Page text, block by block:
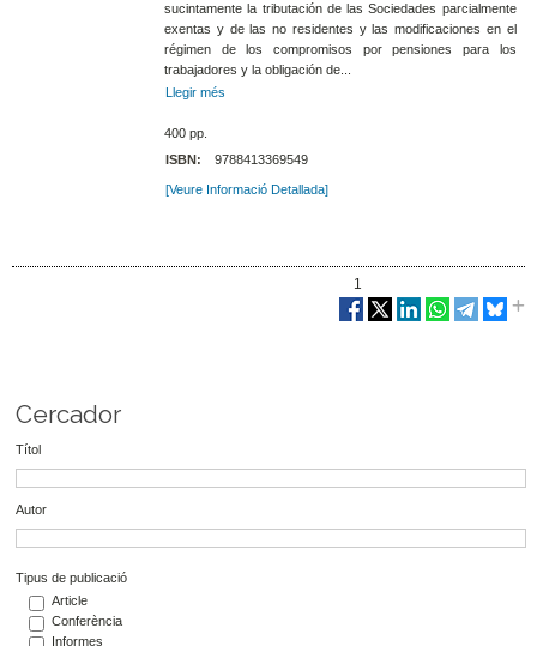
sucintamente la tributación de las Sociedades parcialmente
exentas y de las no residentes y las modificaciones en el
régimen de los compromisos por pensiones para los
trabajadores y la obligación de...
Llegir més
400 pp.
ISBN:
9788413369549
[Veure Informació Detallada]
1
Cercador
Títol
Autor
Tipus de publicació
Article
Conferència
Informes